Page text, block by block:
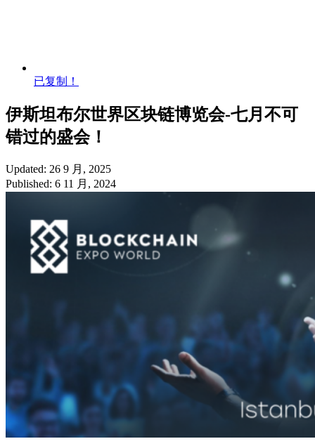
已复制！
伊斯坦布尔世界区块链博览会-七月不可
错过的盛会！
Updated: 26 9 月, 2025
Published: 6 11 月, 2024